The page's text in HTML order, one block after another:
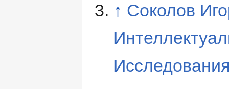
↑ Соколов